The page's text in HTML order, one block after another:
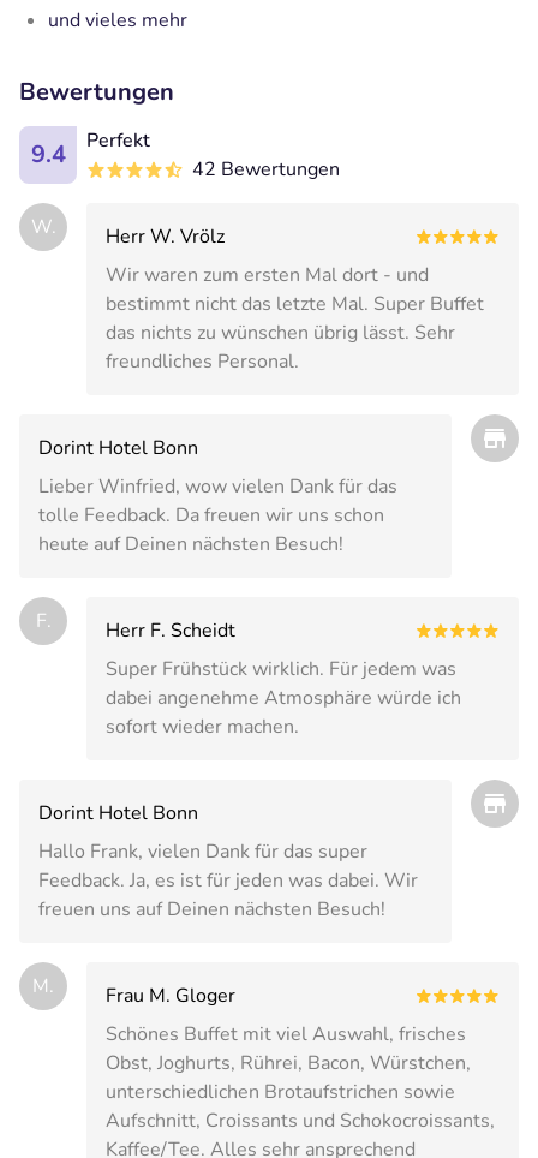
und vieles mehr
Bewertungen
9.4
Perfekt
42 Bewertungen
W.
Herr W. Vrölz
Wir waren zum ersten Mal dort - und
bestimmt nicht das letzte Mal. Super Buffet
das nichts zu wünschen übrig lässt. Sehr
freundliches Personal.
Dorint Hotel Bonn
Lieber Winfried, wow vielen Dank für das
tolle Feedback. Da freuen wir uns schon
heute auf Deinen nächsten Besuch!
F.
Herr F. Scheidt
Super Frühstück wirklich. Für jedem was
dabei angenehme Atmosphäre würde ich
sofort wieder machen.
Dorint Hotel Bonn
Hallo Frank, vielen Dank für das super
Feedback. Ja, es ist für jeden was dabei. Wir
freuen uns auf Deinen nächsten Besuch!
M.
Frau M. Gloger
Schönes Buffet mit viel Auswahl, frisches
Obst, Joghurts, Rührei, Bacon, Würstchen,
unterschiedlichen Brotaufstrichen sowie
Aufschnitt, Croissants und Schokocroissants,
Kaffee/Tee. Alles sehr ansprechend